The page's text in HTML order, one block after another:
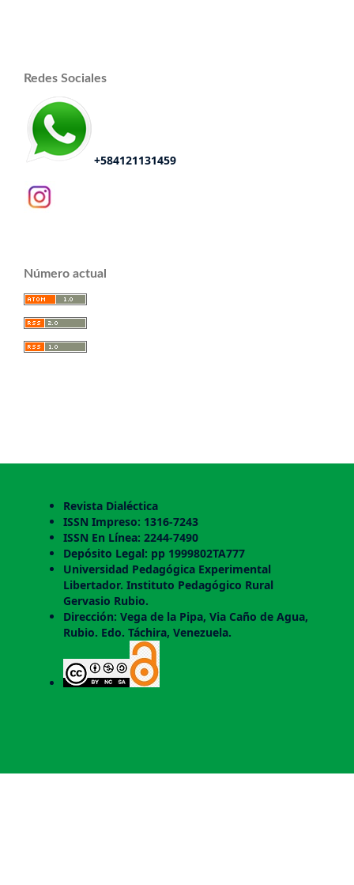
Redes Sociales
+584121131459
Número actual
Revista Dialéctica
ISSN Impreso: 1316-7243
ISSN En Línea: 2244-7490
Depósito Legal: pp 1999802TA777
Universidad Pedagógica Experimental
Libertador. Instituto Pedagógico Rural
Gervasio Rubio.
Dirección: Vega de la Pipa, Via Caño de Agua,
Rubio. Edo. Táchira, Venezuela.